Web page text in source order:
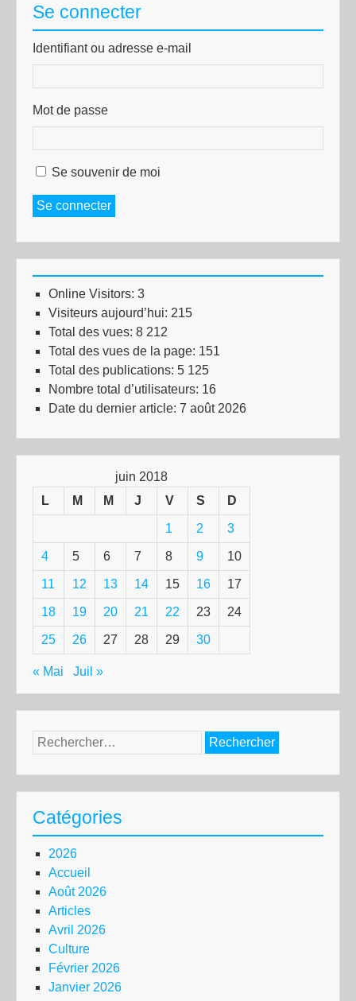
Se connecter
Identifiant ou adresse e-mail
Mot de passe
Se souvenir de moi
Se connecter
Online Visitors: 3
Visiteurs aujourd’hui: 215
Total des vues: 8 212
Total des vues de la page: 151
Total des publications: 5 125
Nombre total d’utilisateurs: 16
Date du dernier article: 7 août 2026
juin 2018
L
M M J V S D
1 2 3
4 5 6 7 8 9 10
11 12 13 14 15 16 17
18 19 20 21 22 23 24
25 26 27 28 29 30
« Mai Juil »
Rechercher :
Catégories
2026
Accueil
Août 2026
Articles
Avril 2026
Culture
Février 2026
Janvier 2026